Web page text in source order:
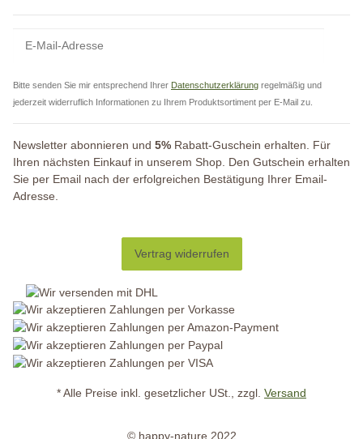
Bitte senden Sie mir entsprechend Ihrer Datenschutzerklärung regelmäßig und
jederzeit widerruflich Informationen zu Ihrem Produktsortiment per E-Mail zu.
Newsletter abonnieren und 5% Rabatt-Guschein erhalten. Für
Ihren nächsten Einkauf in unserem Shop. Den Gutschein erhalten
Sie per Email nach der erfolgreichen Bestätigung Ihrer Email-
Adresse.
Vertrag widerrufen
* Alle Preise inkl. gesetzlicher USt., zzgl. Versand
© happy-nature 2022